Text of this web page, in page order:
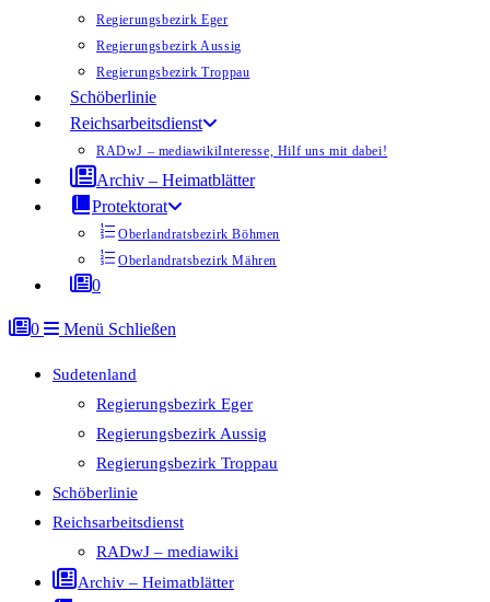
Regierungsbezirk Eger
Regierungsbezirk Aussig
Regierungsbezirk Troppau
Schöberlinie
Reichsarbeitsdienst
RADwJ – mediawikiInteresse, Hilf uns mit dabei!
Archiv – Heimatblätter
Protektorat
Oberlandratsbezirk Böhmen
Oberlandratsbezirk Mähren
0
0 Menü Schließen
Sudetenland
Regierungsbezirk Eger
Regierungsbezirk Aussig
Regierungsbezirk Troppau
Schöberlinie
Reichsarbeitsdienst
RADwJ – mediawiki
Archiv – Heimatblätter